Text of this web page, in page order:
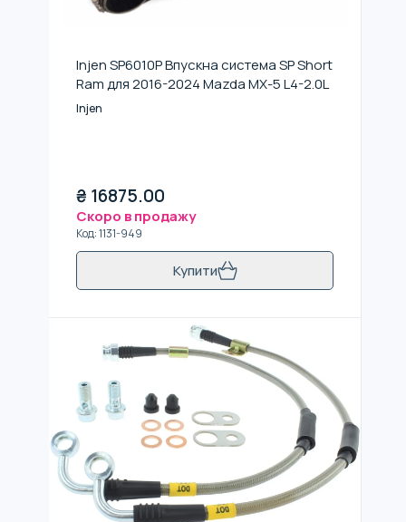
Injen SP6010P Впускна система SP Short
Ram для 2016-2024 Mazda MX-5 L4-2.0L
Injen
₴ 16875.00
Скоро в продажу
Код:1131-949
Купити